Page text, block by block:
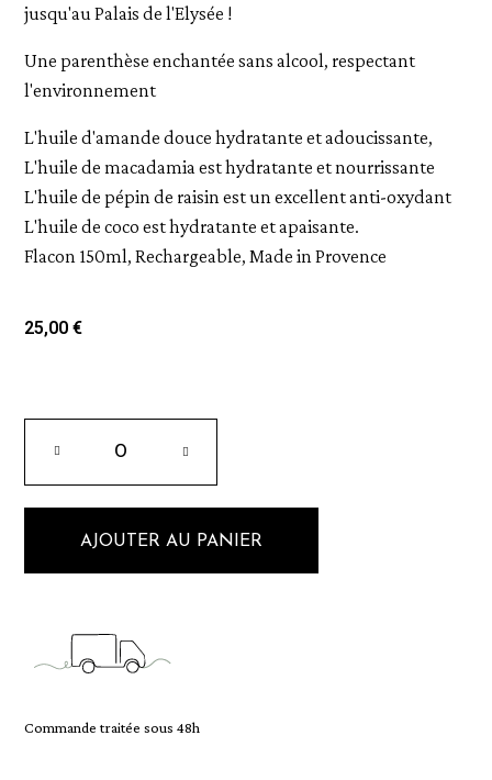
jusqu'au Palais de l'Elysée !
Une parenthèse enchantée sans alcool, respectant
l'environnement
L'huile d'amande douce hydratante et adoucissante,
L'huile de macadamia est hydratante et nourrissante
L'huile de pépin de raisin est un excellent anti-oxydant
L'huile de coco est hydratante et apaisante.
Flacon 150ml, Rechargeable, Made in Provence
25,00 €
AJOUTER AU PANIER
Commande traitée sous 48h